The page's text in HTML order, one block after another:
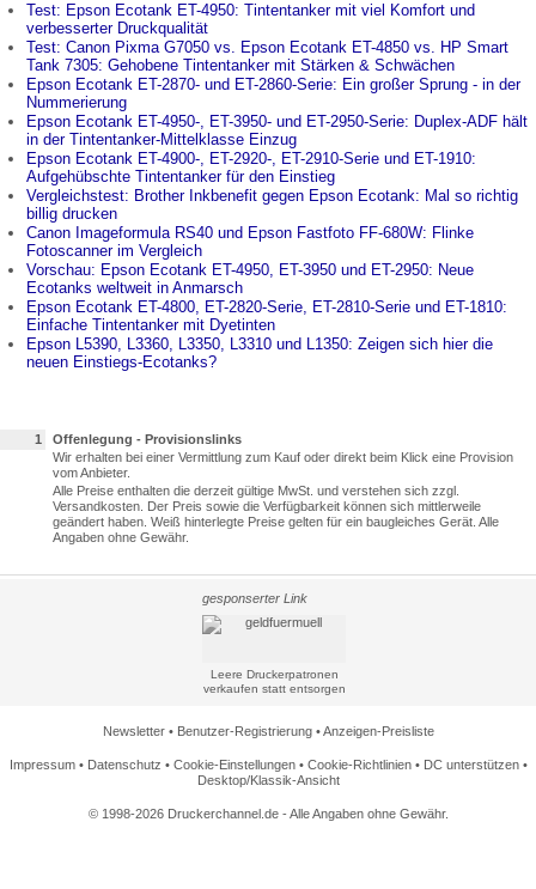
Test: Epson Ecotank ET-4950: Tintentanker mit viel Komfort und
verbesserter Druckqualität
Test: Canon Pixma G7050 vs. Epson Ecotank ET-4850 vs. HP Smart
Tank 7305: Gehobene Tintentanker mit Stärken & Schwächen
Epson Ecotank ET-2870- und ET-2860-Serie: Ein großer Sprung - in der
Nummerierung
Epson Ecotank ET-4950-, ET-3950- und ET-2950-Serie: Duplex-ADF hält
in der Tintentanker-Mittelklasse Einzug
Epson Ecotank ET-4900-, ET-2920-, ET-2910-Serie und ET-1910:
Aufgehübschte Tintentanker für den Einstieg
Vergleichstest: Brother Inkbenefit gegen Epson Ecotank: Mal so richtig
billig drucken
Canon Imageformula RS40 und Epson Fastfoto FF-680W: Flinke
Fotoscanner im Vergleich
Vorschau: Epson Ecotank ET-4950, ET-3950 und ET-2950: Neue
Ecotanks weltweit in Anmarsch
Epson Ecotank ET-4800, ET-2820-Serie, ET-2810-Serie und ET-1810:
Einfache Tintentanker mit Dyetinten
Epson L5390, L3360, L3350, L3310 und L1350: Zeigen sich hier die
neuen Einstiegs-Ecotanks?
1
Offenlegung - Provisionslinks
Wir erhalten bei einer Vermittlung zum Kauf oder direkt beim Klick eine Provision
vom Anbieter.
Alle Preise enthalten die derzeit gültige MwSt. und verstehen sich zzgl.
Versandkosten. Der Preis sowie die Verfügbarkeit können sich mittlerweile
geändert haben. Weiß hinterlegte Preise gelten für ein baugleiches Gerät. Alle
Angaben ohne Gewähr.
gesponserter Link
Leere Druckerpatronen
verkaufen statt entsorgen
Newsletter• Benutzer-Registrierung•Anzeigen-Preisliste
Impressum• Datenschutz • Cookie-Einstellungen• Cookie-Richtlinien• DC unterstützen•
Desktop/Klassik-Ansicht
© 1998-2026 Druckerchannel.de - Alle Angaben ohne Gewähr.